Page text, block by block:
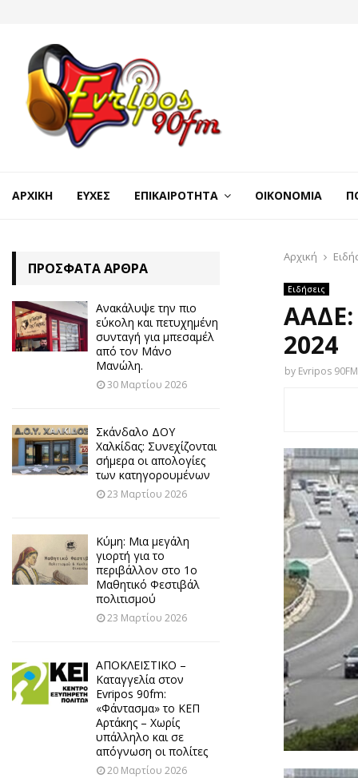
ΑΡΧΙΚΉ ΕΥΧΈΣ ΕΠΙΚΑΙΡΌΤΗΤΑ ΟΙΚΟΝΟΜΊΑ
Αρχική
Ειδήσεις
ΑΑΔΕ:
2024
by Evripos 90FM
ΠΡΌΣΦΑΤΑ ΆΡΘΡΑ
Ανακάλυψε την πιο
εύκολη και πετυχημένη
συνταγή για μπεσαμέλ
από τον Μάνο
Μανώλη.
30 Μαρτίου 2026
Σκάνδαλο ΔΟΥ
Χαλκίδας: Συνεχίζονται
σήμερα οι απολογίες
των κατηγορουμένων
23 Μαρτίου 2026
Κύμη: Μια μεγάλη
γιορτή για το
περιβάλλον στο 1ο
Μαθητικό Φεστιβάλ
πολιτισμού
23 Μαρτίου 2026
ΑΠΟΚΛΕΙΣΤΙΚΟ –
Καταγγελία στον
Evripos 90fm:
«Φάντασμα» το ΚΕΠ
Αρτάκης – Χωρίς
υπάλληλο και σε
απόγνωση οι πολίτες
20 Μαρτίου 2026